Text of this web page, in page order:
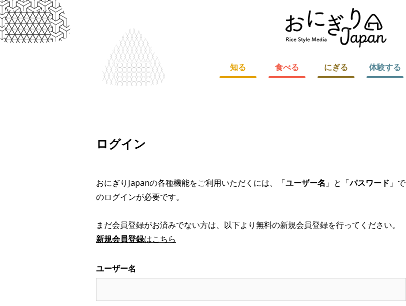
知る 食べる にぎる 体験する
ログイン
おにぎりJapanの各種機能をご利用いただくには、「ユーザー名 」と「パスワード 」で
のログインが必要です。
まだ会員登録がお済みでない方は、以下より無料の新規会員登録を行ってください。
新規会員登録はこちら
ユーザー名